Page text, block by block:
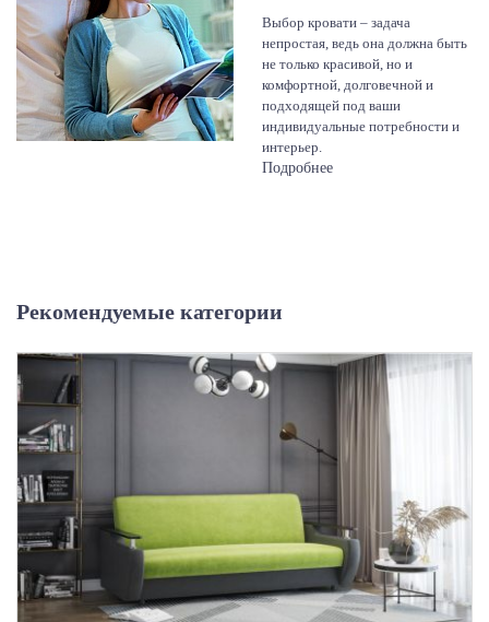
Выбор кровати – задача
непростая, ведь она должна быть
не только красивой, но и
комфортной, долговечной и
подходящей под ваши
индивидуальные потребности и
интерьер.
Подробнее
Рекомендуемые категории